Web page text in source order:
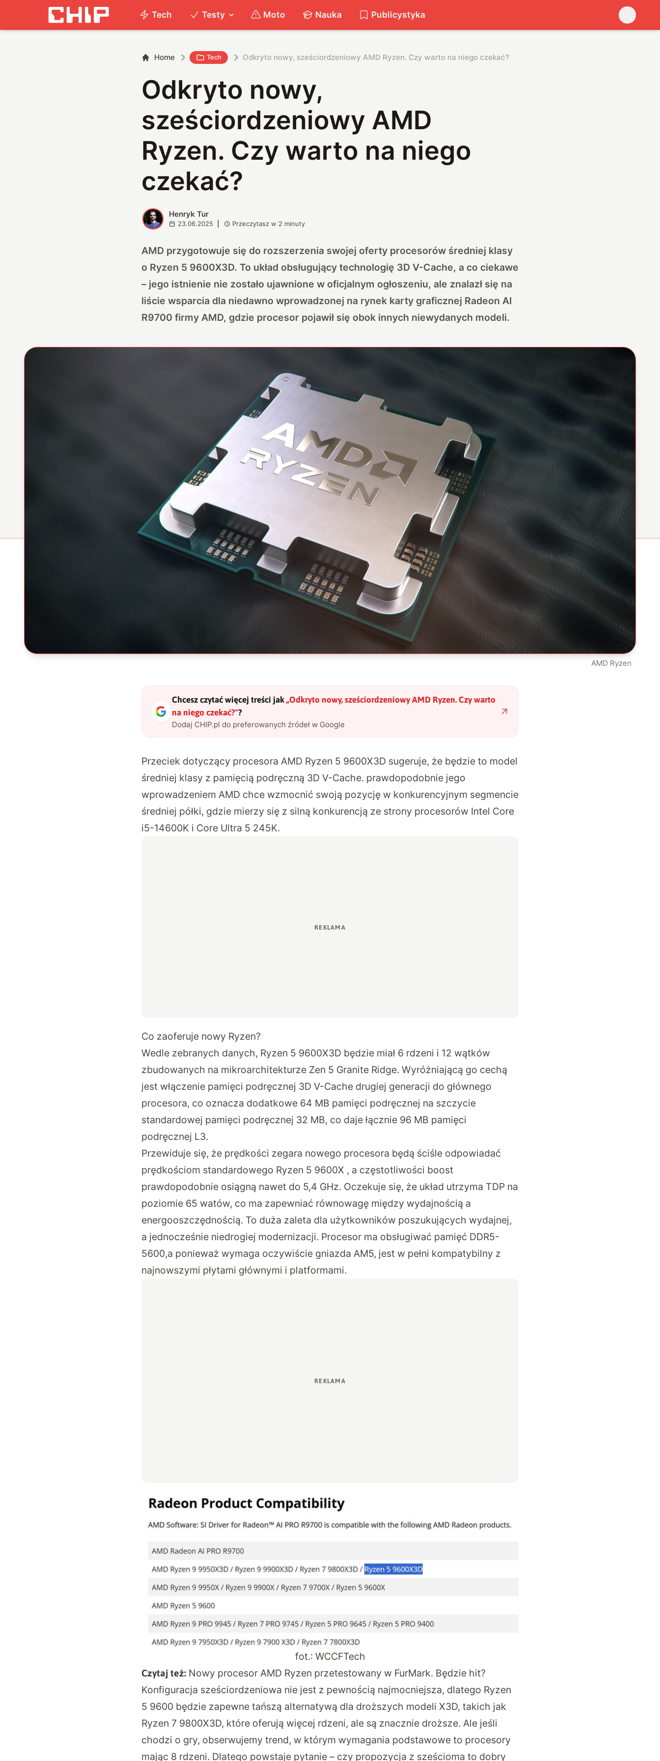
Tech Testy Moto Nauka Publicystyka
Home Tech Odkryto nowy, sześciordzeniowy AMD Ryzen. Czy warto na niego czekać?
Odkryto nowy,
sześciordzeniowy AMD
Ryzen. Czy warto na niego
czekać?
H Henryk Tur
23.06.2025 Przeczytasz w 2 minuty
AMD przygotowuje się do rozszerzenia swojej oferty procesorów średniej klasy
o Ryzen 5 9600X3D. To układ obsługujący technologię 3D V-Cache, a co ciekawe
– jego istnienie nie zostało ujawnione w oficjalnym ogłoszeniu, ale znalazł się na
liście wsparcia dla niedawno wprowadzonej na rynek karty graficznej Radeon AI
R9700 firmy AMD, gdzie procesor pojawił się obok innych niewydanych modeli.
AMD Ryzen
Chcesz czytać więcej treści jak „Odkryto nowy, sześciordzeniowy AMD Ryzen. Czy warto
na niego czekać?"?
Dodaj CHIP.pl do preferowanych źródeł w Google
Przeciek dotyczący procesora AMD Ryzen 5 9600X3D sugeruje, że będzie to model
średniej klasy z pamięcią podręczną 3D V-Cache. prawdopodobnie jego
wprowadzeniem AMD chce wzmocnić swoją pozycję w konkurencyjnym segmencie
średniej półki, gdzie mierzy się z silną konkurencją ze strony procesorów Intel Core
i5-14600K i Core Ultra 5 245K.
Co zaoferuje nowy Ryzen?
Wedle zebranych danych, Ryzen 5 9600X3D będzie miał 6 rdzeni i 12 wątków
zbudowanych na mikroarchitekturze Zen 5 Granite Ridge. Wyróżniającą go cechą
jest włączenie pamięci podręcznej 3D V-Cache drugiej generacji do głównego
procesora, co oznacza dodatkowe 64 MB pamięci podręcznej na szczycie
standardowej pamięci podręcznej 32 MB, co daje łącznie 96 MB pamięci
podręcznej L3.
Przewiduje się, że prędkości zegara nowego procesora będą ściśle odpowiadać
prędkościom standardowego Ryzen 5 9600X , a częstotliwości boost
prawdopodobnie osiągną nawet do 5,4 GHz. Oczekuje się, że układ utrzyma TDP na
poziomie 65 watów, co ma zapewniać równowagę między wydajnością a
energooszczędnością. To duża zaleta dla użytkowników poszukujących wydajnej,
a jednocześnie niedrogiej modernizacji. Procesor ma obsługiwać pamięć DDR5-
5600,a ponieważ wymaga oczywiście gniazda AM5, jest w pełni kompatybilny z
najnowszymi płytami głównymi i platformami.
fot.: WCCFTech
Czytaj też: Nowy procesor AMD Ryzen przetestowany w FurMark. Będzie hit?
Konfiguracja sześciordzeniowa nie jest z pewnością najmocniejsza, dlatego Ryzen
5 9600 będzie zapewne tańszą alternatywą dla droższych modeli X3D, takich jak
Ryzen 7 9800X3D, które oferują więcej rdzeni, ale są znacznie droższe. Ale jeśli
chodzi o gry, obserwujemy trend, w którym wymagania podstawowe to procesory
mając 8 rdzeni. Dlatego powstaje pytanie – czy propozycja z sześcioma to dobry